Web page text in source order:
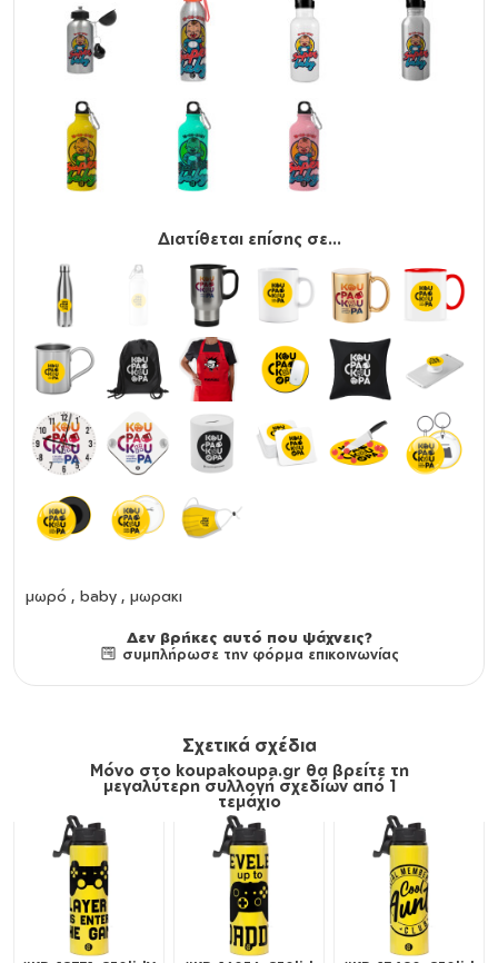
Διατίθεται επίσης σε...
μωρό , baby , μωρακι
Δεν βρήκες αυτό που ψάχνεις?
συμπλήρωσε την φόρμα επικοινωνίας
Σχετικά σχέδια
Μόνο στο koupakoupa.gr θα βρείτε τη
μεγαλύτερη συλλογή σχεδίων από 1
τεμάχιο